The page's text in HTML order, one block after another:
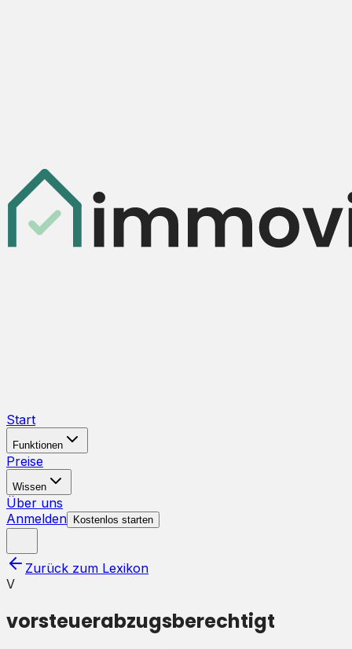
Start
Funktionen
Preise
Wissen
Über uns
Anmelden
Kostenlos starten
Zurück zum Lexikon
V
vorsteuerabzugsberechtigt